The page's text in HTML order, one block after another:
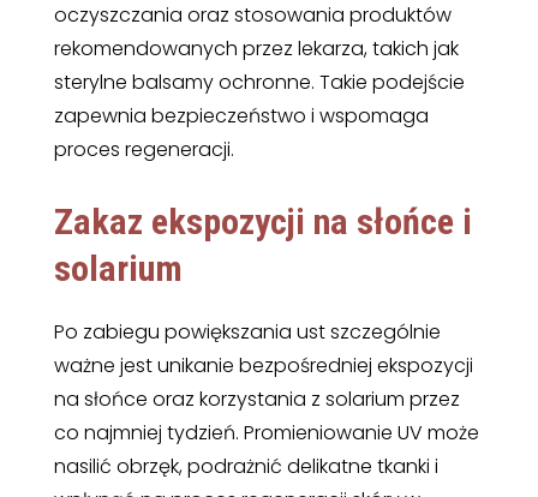
oczyszczania oraz stosowania produktów
rekomendowanych przez lekarza, takich jak
sterylne balsamy ochronne. Takie podejście
zapewnia bezpieczeństwo i wspomaga
proces regeneracji.
Zakaz ekspozycji na słońce i
solarium
Po zabiegu powiększania ust szczególnie
ważne jest unikanie bezpośredniej ekspozycji
na słońce oraz korzystania z solarium przez
co najmniej tydzień. Promieniowanie UV może
nasilić obrzęk, podrażnić delikatne tkanki i